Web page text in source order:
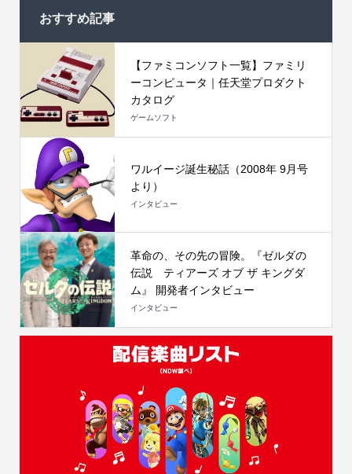
おすすめ記事
【ファミコンソフト一覧】ファミリ
ーコンピュータ｜任天堂プロダクト
カタログ
ゲームソフト
ワルイージ誕生秘話（2008年 9月号
より）
インタビュー
革命の、その先の冒険。『ゼルダの
伝説 ティアーズ オブ ザ キングダ
ム』 開発者インタビュー
インタビュー